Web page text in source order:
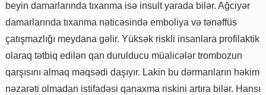
beyin damarlarında tıxanma isə insult yarada bilər. Ağciyər
damarlarında tıxanma nəticəsində emboliya və tənəffüs
çatışmazlığı meydana gəlir. Yüksək riskli insanlara profilaktik
olaraq tətbiq edilən qan durulducu müalicələr trombozun
qarşısını almaq məqsədi daşıyır. Lakin bu dərmanların həkim
nəzarəti olmadan istifadəsi qanaxma riskini artıra bilər. Hansı